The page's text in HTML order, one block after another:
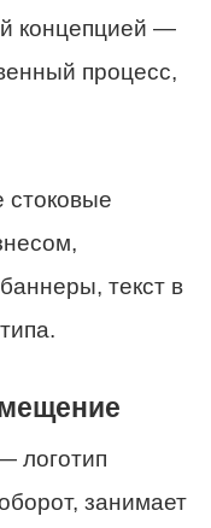
концепцией —
процесс,
стоковые
текст в
логотип
занимает